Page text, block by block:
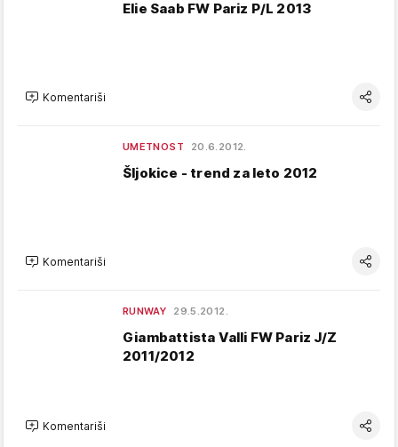
Elie Saab FW Pariz P/L 2013
Komentariši
UMETNOST 20.6.2012.
Šljokice - trend za leto 2012
Komentariši
RUNWAY 29.5.2012.
Giambattista Valli FW Pariz J/Z
2011/2012
Komentariši